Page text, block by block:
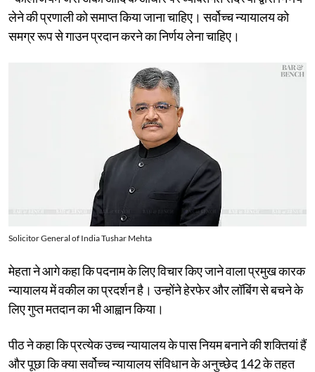
लेने की प्रणाली को समाप्त किया जाना चाहिए। सर्वोच्च न्यायालय को
समग्र रूप से गाउन प्रदान करने का निर्णय लेना चाहिए।
Solicitor General of India Tushar Mehta
मेहता ने आगे कहा कि पदनाम के लिए विचार किए जाने वाला प्रमुख कारक
न्यायालय में वकील का प्रदर्शन है। उन्होंने हेरफेर और लॉबिंग से बचने के
लिए गुप्त मतदान का भी आह्वान किया।
पीठ ने कहा कि प्रत्येक उच्च न्यायालय के पास नियम बनाने की शक्तियां हैं
और पूछा कि क्या सर्वोच्च न्यायालय संविधान के अनुच्छेद 142 के तहत